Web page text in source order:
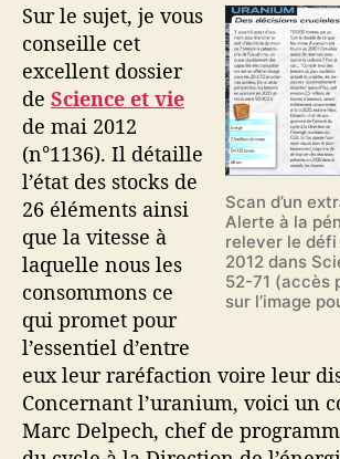
Scan d’un
Alerte à la
relever le défi
2012 dans
52-71 (accès
sur l’image
Sur le sujet, je vous
conseille cet
excellent dossier
de Science et vie
de mai 2012
(n°1136). Il détaille
l’état des stocks de
26 éléments ainsi
que la vitesse à
laquelle nous les
consommons ce
qui promet pour
l’essentiel d’entre
eux leur raréfaction voire leur
Concernant l’uranium, voici un
Marc Delpech, chef de